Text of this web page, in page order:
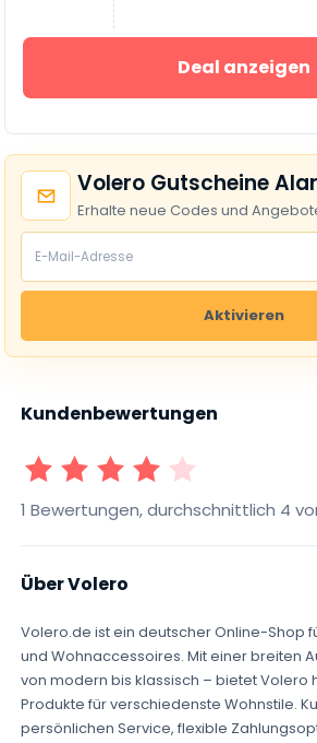
Deal anzeigen
Volero Gutscheine
Erhalte neue Codes und
Aktivieren
Kundenbewertungen
1 Sterne2 Sterne3 Sterne4 Sterne5 Sterne
1 Bewertungen, durchschnittlich 4
Über Volero
Volero.de ist ein deutscher Online-Shop
und Wohnaccessoires. Mit einer breiten
von modern bis klassisch – bietet Volero
Produkte für verschiedenste Wohnstile.
persönlichen Service, flexible